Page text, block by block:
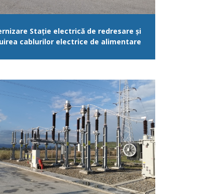
Stație electrică de redresare și
cablurilor electrice de alimentare